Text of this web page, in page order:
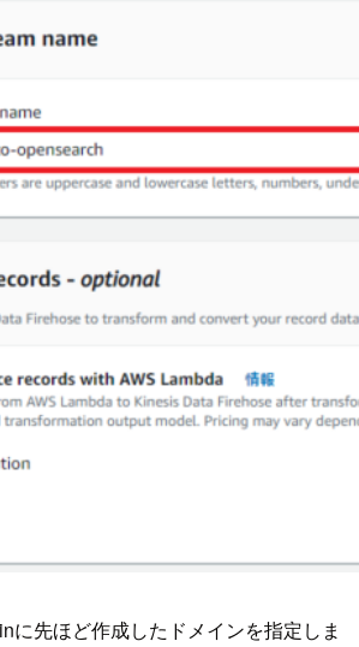
に先ほど作成したドメインを指定しま